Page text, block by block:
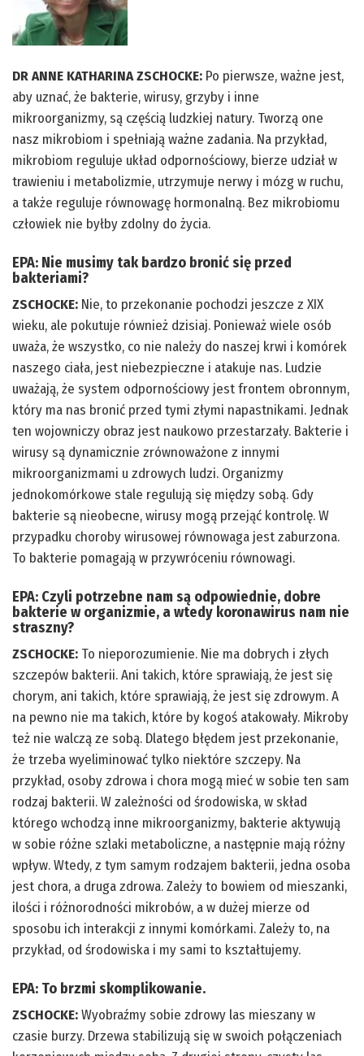
DR ANNE KATHARINA ZSCHOCKE: Po pierwsze, ważne jest,
aby uznać, że bakterie, wirusy, grzyby i inne
mikroorganizmy, są częścią ludzkiej natury. Tworzą one
nasz mikrobiom i spełniają ważne zadania. Na przykład,
mikrobiom reguluje układ odpornościowy, bierze udział w
trawieniu i metabolizmie, utrzymuje nerwy i mózg w ruchu,
a także reguluje równowagę hormonalną. Bez mikrobiomu
człowiek nie byłby zdolny do życia.
EPA: Nie musimy tak bardzo bronić się przed
bakteriami?
ZSCHOCKE: Nie, to przekonanie pochodzi jeszcze z XIX
wieku, ale pokutuje również dzisiaj. Ponieważ wiele osób
uważa, że wszystko, co nie należy do naszej krwi i komórek
naszego ciała, jest niebezpieczne i atakuje nas. Ludzie
uważają, że system odpornościowy jest frontem obronnym,
który ma nas bronić przed tymi złymi napastnikami. Jednak
ten wojowniczy obraz jest naukowo przestarzały. Bakterie i
wirusy są dynamicznie zrównoważone z innymi
mikroorganizmami u zdrowych ludzi. Organizmy
jednokomórkowe stale regulują się między sobą. Gdy
bakterie są nieobecne, wirusy mogą przejąć kontrolę. W
przypadku choroby wirusowej równowaga jest zaburzona.
To bakterie pomagają w przywróceniu równowagi.
EPA: Czyli potrzebne nam są odpowiednie, dobre
bakterie w organizmie, a wtedy koronawirus nam nie
straszny?
ZSCHOCKE: To nieporozumienie. Nie ma dobrych i złych
szczepów bakterii. Ani takich, które sprawiają, że jest się
chorym, ani takich, które sprawiają, że jest się zdrowym. A
na pewno nie ma takich, które by kogoś atakowały. Mikroby
też nie walczą ze sobą. Dlatego błędem jest przekonanie,
że trzeba wyeliminować tylko niektóre szczepy. Na
przykład, osoby zdrowa i chora mogą mieć w sobie ten sam
rodzaj bakterii. W zależności od środowiska, w skład
którego wchodzą inne mikroorganizmy, bakterie aktywują
w sobie różne szlaki metaboliczne, a następnie mają różny
wpływ. Wtedy, z tym samym rodzajem bakterii, jedna osoba
jest chora, a druga zdrowa. Zależy to bowiem od mieszanki,
ilości i różnorodności mikrobów, a w dużej mierze od
sposobu ich interakcji z innymi komórkami. Zależy to, na
przykład, od środowiska i my sami to kształtujemy.
EPA: To brzmi skomplikowanie.
ZSCHOCKE:Wyobraźmy sobie zdrowy las mieszany w
czasie burzy. Drzewa stabilizują się w swoich połączeniach